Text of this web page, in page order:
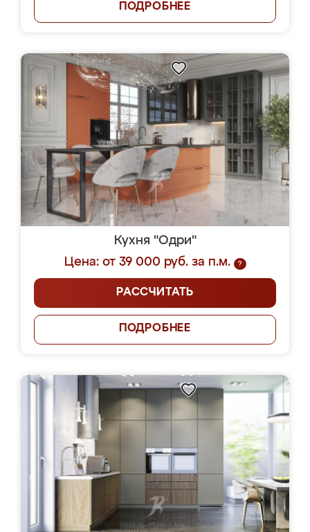
ПОДРОБНЕЕ
Кухня "Одри"
Цена: от 39 000 руб. за п.м.
?
РАССЧИТАТЬ
ПОДРОБНЕЕ